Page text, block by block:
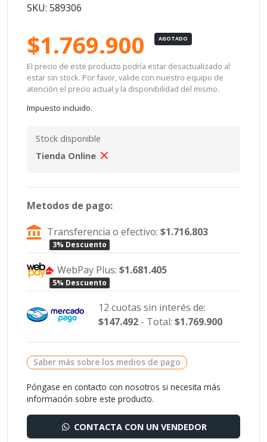
SKU: 589306
$1.769.900 AGOTADO
El precio de este producto podría estar desactualizado al
estar sin stock. Por favor, valide con nuestro equipo de
atención el precio actual y la disponibilidad del mismo.
Impuesto incluido.
Stock disponible
Tienda Online
Metodos de pago:
Transferencia o efectivo:$1.716.803
3% Descuento
WebPay Plus:$1.681.405
5% Descuento
12 cuotas sin interés de:
$147.492- Total: $1.769.900
Saber más sobre los medios de pago
Póngase en contacto con nosotros si necesita más
información sobre este producto.
CONTACTA CON UN VENDEDOR